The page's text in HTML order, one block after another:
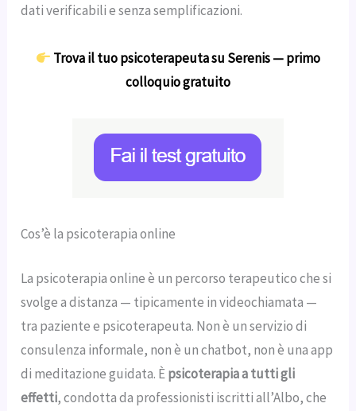
dati verificabili e senza semplificazioni.
Trova il tuo psicoterapeuta su Serenis — primo
colloquio gratuito
Cos’è la psicoterapia online
La psicoterapia online è un percorso terapeutico che si
svolge a distanza — tipicamente in videochiamata —
tra paziente e psicoterapeuta. Non è un servizio di
consulenza informale, non è un chatbot, non è una app
di meditazione guidata. Èpsicoterapia a tutti gli
effetti, condotta da professionisti iscritti all’Albo, che